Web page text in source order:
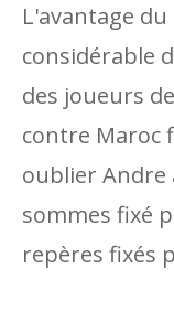
L'avantage
considérable
des joueurs
contre Maroc
oublier Andre
sommes fixé
repères fixés